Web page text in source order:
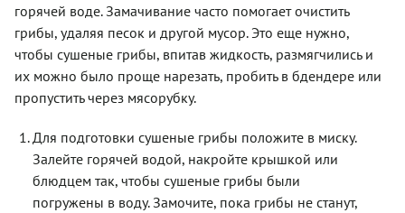
горячей воде. Замачивание часто помогает очистить
грибы, удаляя песок и другой мусор. Это еще нужно,
чтобы сушеные грибы, впитав жидкость, размягчились и
их можно было проще нарезать, пробить в бдендере или
пропустить через мясорубку.
Для подготовки сушеные грибы положите в миску.
Залейте горячей водой, накройте крышкой или
блюдцем так, чтобы сушеные грибы были
погружены в воду. Замочите, пока грибы не станут,